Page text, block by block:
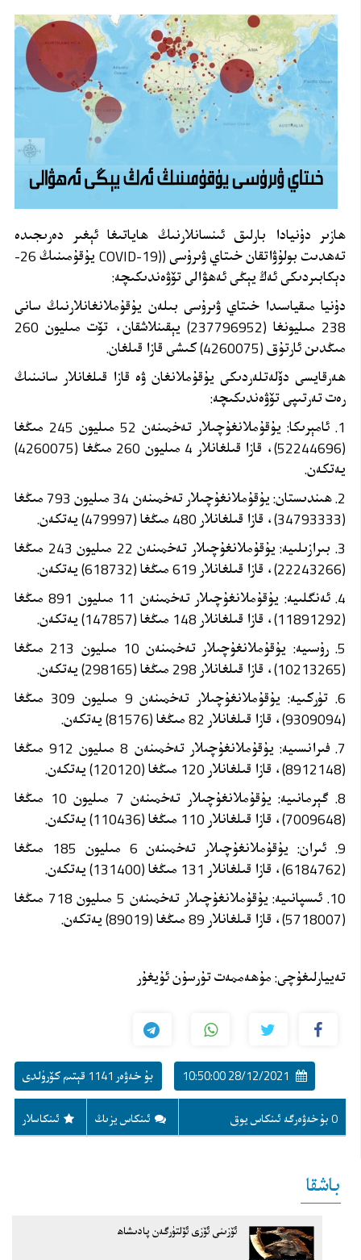
ھازىر دۇنيادا بارلىق ئىنسانلارنىڭ ھاياتىغا ئېغىر دەرىجىدە
تەھدىت بولۇۋاتقان خىتاي ۋىرۇسى ((COVID-19 يۇقۇمىنىڭ 26-
دېكابىردىكى ئەڭ يېڭى ئەھۋالى تۆۋەندىكىچە:
دۇنيا مىقياسىدا خىتاي ۋىرۇسى بىلەن يۇقۇملانغانلارنىڭ سانى
238 مىليونغا (237796952) يېقىنلاشقان، تۆت مىليون 260
مىڭدىن ئارتۇق (4260075) كىشى قازا قىلغان.
ھەرقايسى دۆلەتلەردىكى يۇقۇملانغان ۋە قازا قىلغانلار سانىنىڭ
رەت تەرتىپى تۆۋەندىكىچە:
1. ئامېرىكا: يۇقۇملانغۇچىلار تەخمىنەن 52 مىليون 245 مىڭغا
(52244696)، قازا قىلغانلار 4 مىليون 260 مىڭغا (4260075)
يەتكەن.
2. ھىندىستان: يۇقۇملانغۇچىلار تەخمىنەن 34 مىليون 793 مىڭغا
(34793333)، قازا قىلغانلار 480 مىڭغا (479997) يەتكەن.
3. بىرازىلىيە: يۇقۇملانغۇچىلار تەخمىنەن 22 مىليون 243 مىڭغا
(22243266)، قازا قىلغانلار 619 مىڭغا (618732) يەتكەن.
4. ئەنگلىيە: يۇقۇملانغۇچىلار تەخمىنەن 11 مىليون 891 مىڭغا
(11891292)، قازا قىلغانلار 148 مىڭغا (147857) يەتكەن.
5. رۇسىيە: يۇقۇملانغۇچىلار تەخمىنەن 10 مىليون 213 مىڭغا
(10213265)، قازا قىلغانلار 298 مىڭغا (298165) يەتكەن.
6. تۈركىيە: يۇقۇملانغۇچىلار تەخمىنەن 9 مىليون 309 مىڭغا
(9309094)، قازا قىلغانلار 82 مىڭغا (81576) يەتكەن.
7. فىرانسىيە: يۇقۇملانغۇچىلار تەخمىنەن 8 مىليون 912 مىڭغا
(8912148)، قازا قىلغانلار 120 مىڭغا (120120) يەتكەن.
8. گېرمانىيە: يۇقۇملانغۇچىلار تەخمىنەن 7 مىليون 10 مىڭغا
(7009648)، قازا قىلغانلار 110 مىڭغا (110436) يەتكەن.
9. ئىران: يۇقۇملانغۇچىلار تەخمىنەن 6 مىليون 185 مىڭغا
(6184762)، قازا قىلغانلار 131 مىڭغا (131400) يەتكەن.
10. ئىسپانىيە: يۇقۇملانغۇچىلار تەخمىنەن 5 مىليون 718 مىڭغا
(5718007)، قازا قىلغانلار 89 مىڭغا (89019) يەتكەن.
تەييارلىغۇچى: مۇھەممەت تۇرسۇن ئۇيغۇر
بۇ خەۋەر 1141 قېتىم كۆرۈلدى 28/12/2021 10:50:00
ئىنكاسلار ئىنكاس يزىڭ 0 بۇ خەۋەرگە ئىنكاس يوق
باشقا
ئۆزىنى ئۆزى ئۆلتۈرگەن پادىشاھ